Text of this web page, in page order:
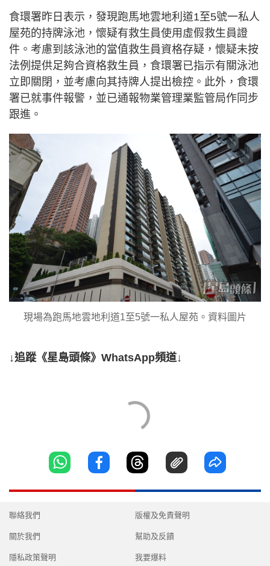
食環署昨日表示，發現跑馬地雲地利道1至5號一私人
屋苑的持牌泳池，懷疑有救生員使用虛假救生員證
件。考慮到該泳池的當值救生員資格存疑，懷疑未按
法例提供足夠合資格救生員，食環署已指示有關泳池
立即關閉，並考慮向其持牌人提出檢控。此外，食環
署已就事件報警，並已通報物業管理業監管局作同步
跟進。
現場為跑馬地雲地利道1至5號一私人屋苑。資料圖片
↓追蹤《星島頭條》WhatsApp頻道↓
聯絡我們
關於我們
隱私政策聲明
版權及免責聲明
幫助及反饋
我要爆料